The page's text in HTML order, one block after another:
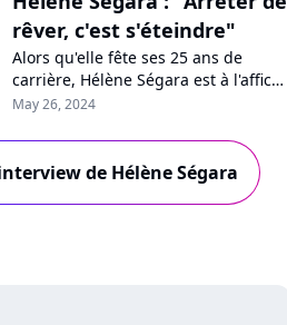
rêver, c'est s'éteindre"
Alors qu'elle fête ses 25 ans de
carrière, Hélène Ségara est à l'affiche
de la tournée "Les comédies
France. Ses souvenirs de "Notre-
Dame de Paris", les rêves qu'elle
veut encore accomplir, son nouvel
May 26, 2024
de Hélène Ségara